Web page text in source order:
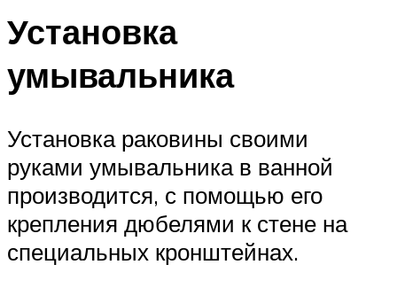
Установка
умывальника
Установка раковины своими
руками умывальника в ванной
производится, с помощью его
крепления дюбелями к стене на
специальных кронштейнах.